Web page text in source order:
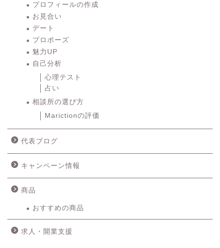
プロフィールの作成
お見合い
デート
プロポーズ
魅力UP
自己分析
心理テスト
占い
相談所の選び方
Marictionの評価
代表ブログ
キャンペーン情報
商品
おすすめの商品
求人・開業支援